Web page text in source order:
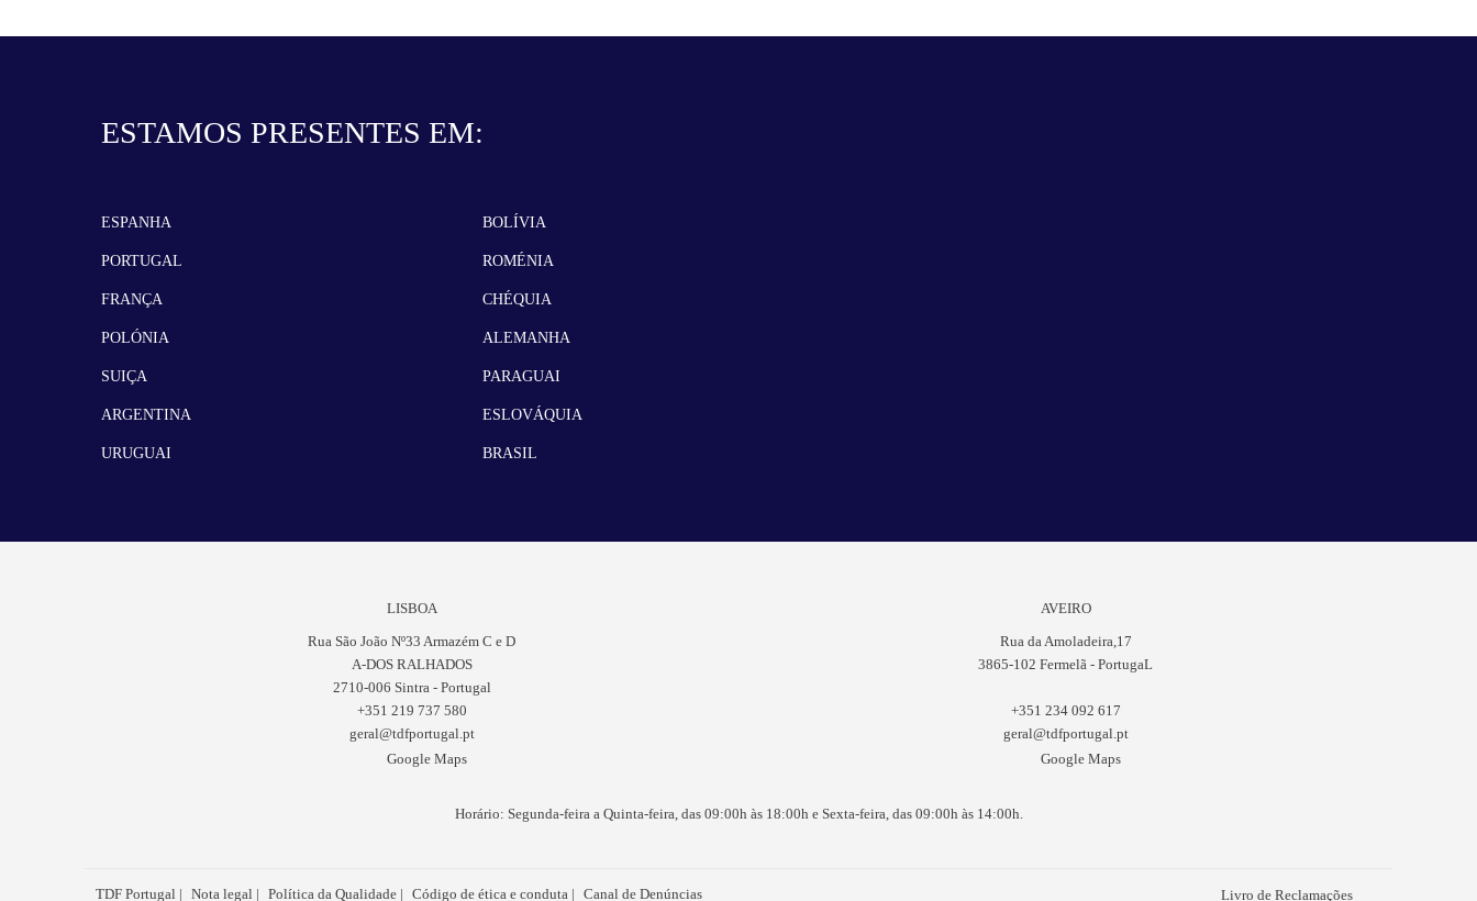
ESTAMOS PRESENTES EM:
ESPANHA
PORTUGAL
FRANÇA
POLÓNIA
SUIÇA
ARGENTINA
URUGUAI
BOLÍVIA
ROMÉNIA
CHÉQUIA
ALEMANHA
PARAGUAI
ESLOVÁQUIA
BRASIL
LISBOA
Rua São João Nº33 Armazém C e D
A-DOS RALHADOS
2710-006 Sintra - Portugal
+351 219 737 580
geral@tdfportugal.pt
Google Maps
AVEIRO
Rua da Amoladeira,17
3865-102 Fermelã - PortugaL
+351 234 092 617
geral@tdfportugal.pt
Google Maps
Horário: Segunda-feira a Quinta-feira, das 09:00h às 18:00h e Sexta-feira, das 09:00h às 14:00h.
TDF Portugal Nota legal Política da Qualidade Código de ética e conduta Canal de Denúncias Livro de Reclamações